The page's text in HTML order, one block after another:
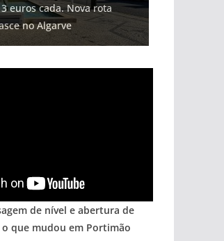
euros cada. Nova rota
no Algarve
de nível e abertura de
que mudou em Portimão